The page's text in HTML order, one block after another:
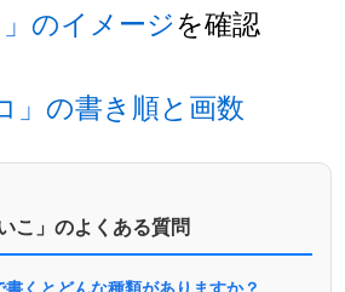
」のイメージを確認
」の書き順と画数
いこ」のよくある質問
書くとどんな種類がありますか？